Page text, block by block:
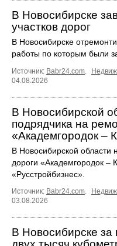
В Новосибирске
участков дорог
В Новосибирске
работы по которым были
Источник: Babr24.com
04.08.2026
В Новосибирской
подрядчика на
«Академгородок –
В Новосибирской
дороги «Академгородок
«Русстройбизнес».
Источник: Babr24.com
03.08.2026
В Новосибирске